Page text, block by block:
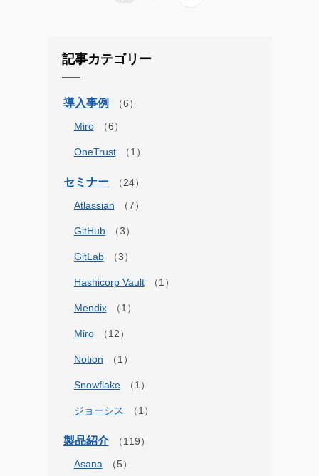
記事カテゴリー
導入事例
Miro
OneTrust
セミナー
Atlassian
GitHub
GitLab
Hashicorp Vault
Mendix
Miro
Notion
Snowflake
ジョーシス
製品紹介
Asana